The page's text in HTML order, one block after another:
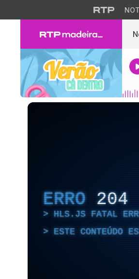
ERRO 204
HLS.JS FATAL
ESTE CONTEÚDO